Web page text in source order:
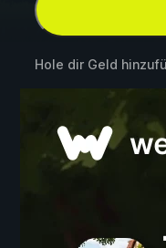
Hole dir Geld